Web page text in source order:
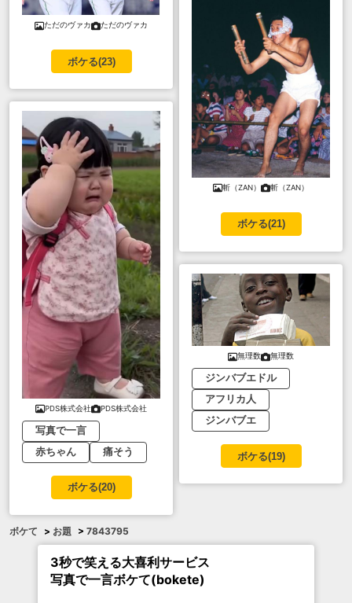
ただのヴァカ ただのヴァカ
ボケる(23)
PDS株式会社 PDS株式会社
写真で一言
赤ちゃん
痛そう
ボケる(20)
斬（ZAN） 斬（ZAN）
ボケる(21)
無理数 無理数
ジンバブエドル
アフリカ人
ジンバブエ
ボケる(19)
ボケて > お題 > 7843795
3秒で笑える大喜利サービス
写真で一言ボケて(bokete)